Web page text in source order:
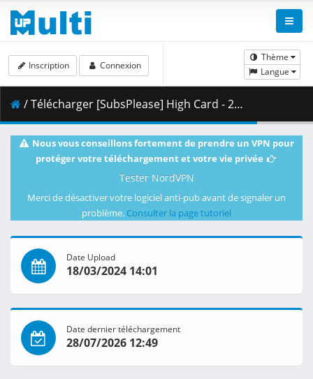
Thème
Langue
Inscription Connexion
/ Télécharger [SubsPlease] High Card - 23 (1080p) [678644E2].mkv.003 ( 460.11 MB )
Nous vous conseillons fortement de prendre un VPN pour
protéger votre téléchargement et votre vie privée
Tester NordVPN
Merci de désactiver votre logiciel anti-pub avant de signaler un
problème. Consulter la page tutoriel
Date Upload
18/03/2024 14:01
Date dernier téléchargement
28/07/2026 12:49